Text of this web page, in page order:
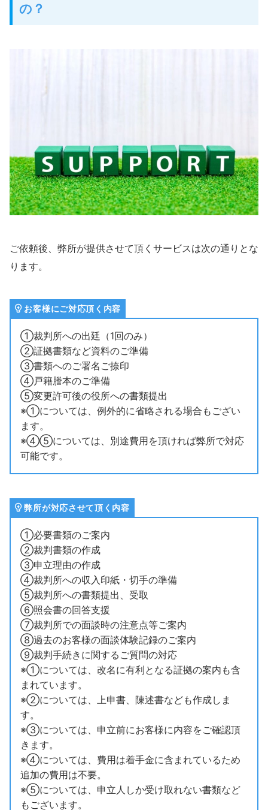
の？
ご依頼後、弊所が提供させて頂くサービスは次の通りとな
ります。
お客様にご対応頂く内容
①裁判所への出廷（1回のみ）
②証拠書類など資料のご準備
③書類へのご署名ご捺印
④戸籍謄本のご準備
⑤変更許可後の役所への書類提出
※①については、例外的に省略される場合もござい
ます。
※④⑤については、別途費用を頂ければ弊所で対応
可能です。
弊所が対応させて頂く内容
①必要書類のご案内
②裁判書類の作成
③申立理由の作成
④裁判所への収入印紙・切手の準備
⑤裁判所への書類提出、受取
⑥照会書の回答支援
⑦裁判所での面談時の注意点等ご案内
⑧過去のお客様の面談体験記録のご案内
⑨裁判手続きに関するご質問の対応
※①については、改名に有利となる証拠の案内も含
まれています。
※②については、上申書、陳述書なども作成しま
す。
※③については、申立前にお客様に内容をご確認頂
きます。
※④については、費用は着手金に含まれているため
追加の費用は不要。
※⑤については、申立人しか受け取れない書類など
もございます。